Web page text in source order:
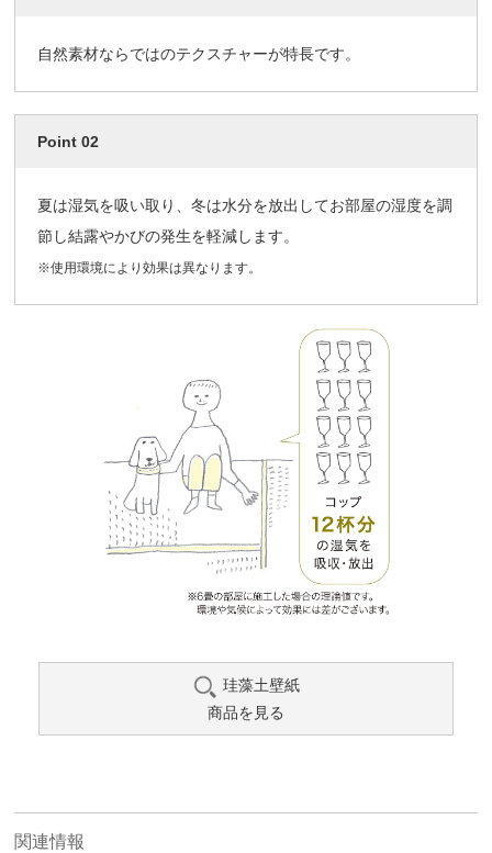
自然素材ならではのテクスチャーが特長です。
Point 02
夏は湿気を吸い取り、冬は水分を放出してお部屋の湿度を調
節し結露やかびの発生を軽減します。
※使用環境により効果は異なります。
珪藻土壁紙
商品を見る
関連情報